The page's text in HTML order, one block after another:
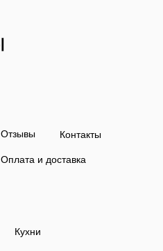
Контакты
Отзывы
Оплата и доставка
Кухни